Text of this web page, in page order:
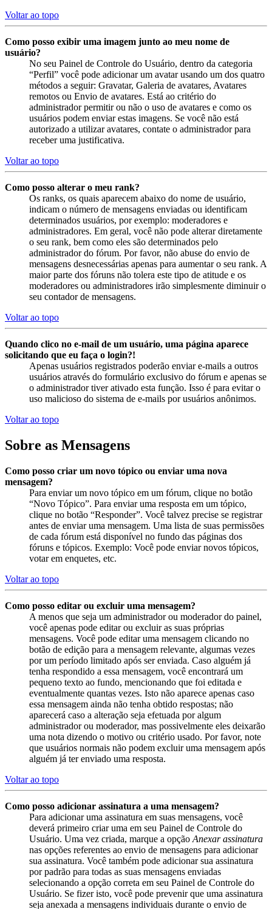
Voltar ao topo
Como posso exibir uma imagem junto ao meu nome de
usuário?
No seu Painel de Controle do Usuário, dentro da categoria
“Perfil” você pode adicionar um avatar usando um dos quatro
métodos a seguir: Gravatar, Galeria de avatares, Avatares
remotos ou Envio de avatares. Está ao critério do
administrador permitir ou não o uso de avatares e como os
usuários podem enviar estas imagens. Se você não está
autorizado a utilizar avatares, contate o administrador para
receber uma justificativa.
Voltar ao topo
Como posso alterar o meu rank?
Os ranks, os quais aparecem abaixo do nome de usuário,
indicam o número de mensagens enviadas ou identificam
determinados usuários, por exemplo: moderadores e
administradores. Em geral, você não pode alterar diretamente
o seu rank, bem como eles são determinados pelo
administrador do fórum. Por favor, não abuse do envio de
mensagens desnecessárias apenas para aumentar o seu rank. A
maior parte dos fóruns não tolera este tipo de atitude e os
moderadores ou administradores irão simplesmente diminuir o
seu contador de mensagens.
Voltar ao topo
Quando clico no e-mail de um usuário, uma página aparece
solicitando que eu faça o login?!
Apenas usuários registrados poderão enviar e-mails a outros
usuários através do formulário exclusivo do fórum e apenas se
o administrador tiver ativado esta função. Isso é para evitar o
uso malicioso do sistema de e-mails por usuários anônimos.
Voltar ao topo
Sobre as Mensagens
Como posso criar um novo tópico ou enviar uma nova
mensagem?
Para enviar um novo tópico em um fórum, clique no botão
“Novo Tópico”. Para enviar uma resposta em um tópico,
clique no botão “Responder”. Você talvez precise se registrar
antes de enviar uma mensagem. Uma lista de suas permissões
de cada fórum está disponível no fundo das páginas dos
fóruns e tópicos. Exemplo: Você pode enviar novos tópicos,
votar em enquetes, etc.
Voltar ao topo
Como posso editar ou excluir uma mensagem?
A menos que seja um administrador ou moderador do painel,
você apenas pode editar ou excluir as suas próprias
mensagens. Você pode editar uma mensagem clicando no
botão de edição para a mensagem relevante, algumas vezes
por um período limitado após ser enviada. Caso alguém já
tenha respondido a essa mensagem, você encontrará um
pequeno texto ao fundo, mencionando que foi editada e
eventualmente quantas vezes. Isto não aparece apenas caso
essa mensagem ainda não tenha obtido respostas; não
aparecerá caso a alteração seja efetuada por algum
administrador ou moderador, mas possivelmente eles deixarão
uma nota dizendo o motivo ou critério usado. Por favor, note
que usuários normais não podem excluir uma mensagem após
alguém já ter enviado uma resposta.
Voltar ao topo
Como posso adicionar assinatura a uma mensagem?
Para adicionar uma assinatura em suas mensagens, você
deverá primeiro criar uma em seu Painel de Controle do
Usuário. Uma vez criada, marque a opção Anexar assinatura
nas opções referentes ao envio de mensagens para adicionar
sua assinatura. Você também pode adicionar sua assinatura
por padrão para todas as suas mensagens enviadas
selecionando a opção correta em seu Painel de Controle do
Usuário. Se fizer isto, você pode prevenir que uma assinatura
seja anexada a mensagens individuais durante o envio de